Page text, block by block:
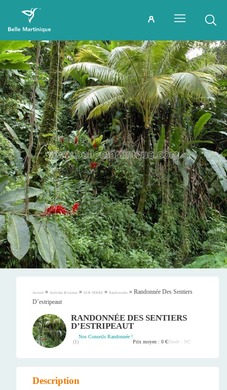
Accueil » Activités & Loisirs » SUR TERRE » Randonnées » Randonnée Des Sentiers
D’estripeaut
RANDONNÉE DES SENTIERS
D’ESTRIPEAUT
(1)
Nos Conseils Randonnée !
Prix moyen : 0 €Durée : NC
Description